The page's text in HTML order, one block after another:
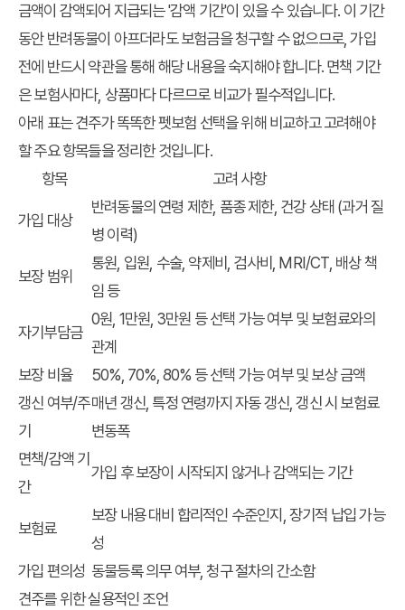
금액이 감액되어 지급되는 '감액 기간'이 있을 수 있습니다. 이 기간
동안 반려동물이 아프더라도 보험금을 청구할 수 없으므로, 가입
전에 반드시 약관을 통해 해당 내용을 숙지해야 합니다. 면책 기간
은 보험사마다, 상품마다 다르므로 비교가 필수적입니다.
아래 표는 견주가 똑똑한 펫보험 선택을 위해 비교하고 고려해야
할 주요 항목들을 정리한 것입니다.
항목
고려 사항
가입 대상
반려동물의 연령 제한, 품종 제한, 건강 상태 (과거 질
병 이력)
보장 범위
통원, 입원, 수술, 약제비, 검사비, MRI/CT, 배상 책
임 등
자기부담금
0원, 1만원, 3만원 등 선택 가능 여부 및 보험료와의
관계
보장 비율
50%, 70%, 80% 등 선택 가능 여부 및 보상 금액
갱신 여부/주
기
매년 갱신, 특정 연령까지 자동 갱신, 갱신 시 보험료
변동폭
면책/감액 기
간
가입 후 보장이 시작되지 않거나 감액되는 기간
보험료
보장 내용 대비 합리적인 수준인지, 장기적 납입 가능
성
가입 편의성 동물등록 의무 여부, 청구 절차의 간소함
견주를 위한 실용적인 조언